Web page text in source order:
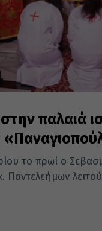
παλαιά
το πρωί ο
Παντελεήμων